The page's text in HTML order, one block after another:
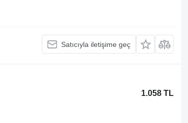
Satıcıyla iletişime geç
1.058 TL